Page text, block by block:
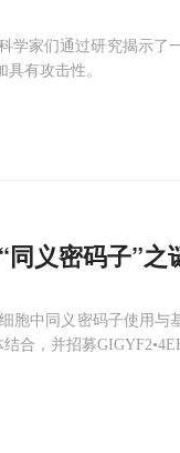
学家们通过研究揭示
有攻击性。
义密码子”
胞中同义密码子使用
合，并招募